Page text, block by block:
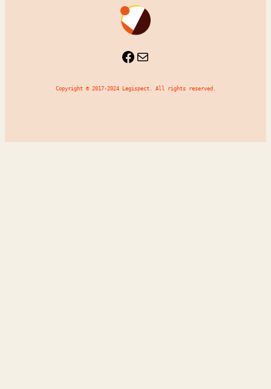
Facebook
Mail
Copyright © 2017-2024 Legispect. All rights reserved.